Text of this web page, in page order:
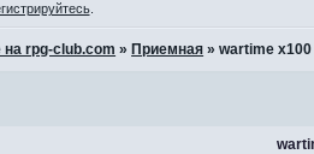
.
rpg-club.com » Приемная »wartime x100